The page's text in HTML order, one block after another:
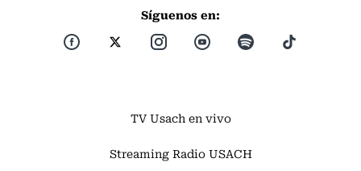
Síguenos en:
TV Usach en vivo
Streaming Radio USACH